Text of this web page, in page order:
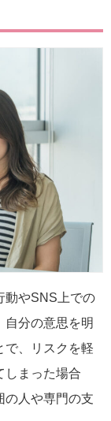
動やSNS上での
自分の意思を明
で、リスクを軽
しまった場合
の人や専門の支